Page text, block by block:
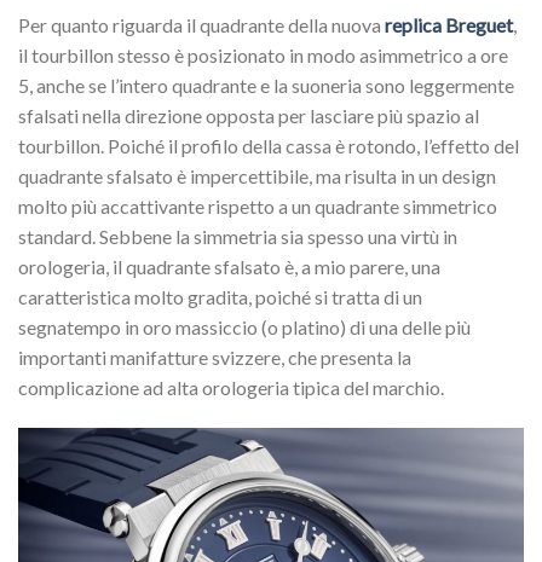
Per quanto riguarda il quadrante della nuova replica Breguet,
il tourbillon stesso è posizionato in modo asimmetrico a ore
5, anche se l’intero quadrante e la suoneria sono leggermente
sfalsati nella direzione opposta per lasciare più spazio al
tourbillon. Poiché il profilo della cassa è rotondo, l’effetto del
quadrante sfalsato è impercettibile, ma risulta in un design
molto più accattivante rispetto a un quadrante simmetrico
standard. Sebbene la simmetria sia spesso una virtù in
orologeria, il quadrante sfalsato è, a mio parere, una
caratteristica molto gradita, poiché si tratta di un
segnatempo in oro massiccio (o platino) di una delle più
importanti manifatture svizzere, che presenta la
complicazione ad alta orologeria tipica del marchio.